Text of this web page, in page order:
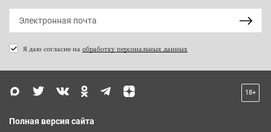
Я даю согласие на обработку персональных данных
18+
Полная версия сайта